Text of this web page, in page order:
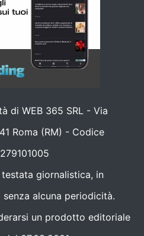
di WEB 365 SRL - Via
Roma (RM) - Codice
giornalistica, in
alcuna periodicità.
un prodotto editoriale